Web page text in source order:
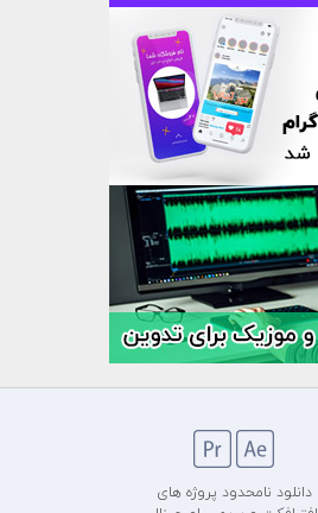
دانلود نامحدود پروژه های